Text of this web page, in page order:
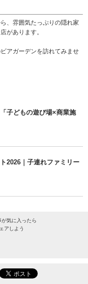
、雰囲気たっぷりの隠れ家
があります。
アガーデンを訪れてみませ
子どもの遊び場×商業施
2026｜子連れファミリー
が気に入ったら
アしよう
お届けします。